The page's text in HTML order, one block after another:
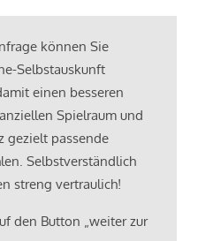
können Sie
Selbstauskunft
einen besseren
Spielraum und
gezielt passende
Selbstverständlich
streng vertraulich!
den Button „weiter zur